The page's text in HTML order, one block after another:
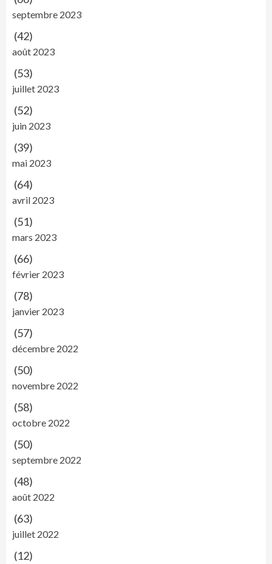
septembre 2023
(42)
août 2023
(53)
juillet 2023
(52)
juin 2023
(39)
mai 2023
(64)
avril 2023
(51)
mars 2023
(66)
février 2023
(78)
janvier 2023
(57)
décembre 2022
(50)
novembre 2022
(58)
octobre 2022
(50)
septembre 2022
(48)
août 2022
(63)
juillet 2022
(12)